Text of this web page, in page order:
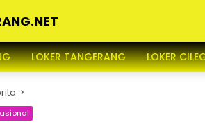
LOKER TANGERANG LOKER